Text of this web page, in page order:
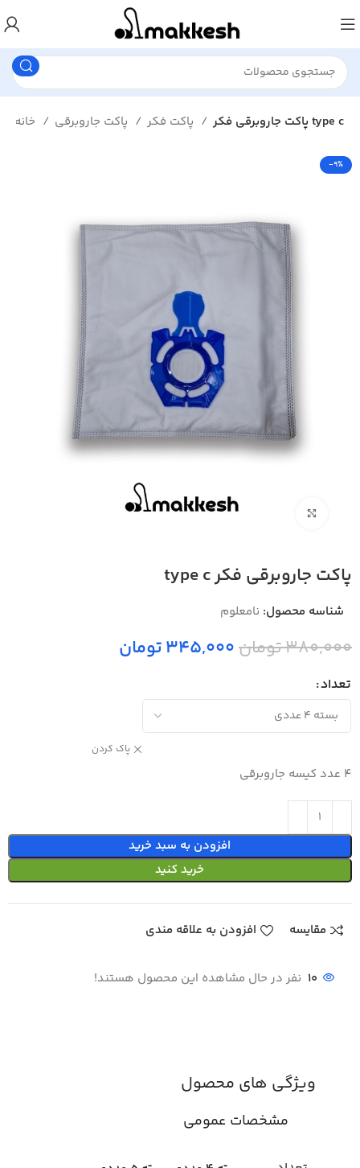
پاکت جاروبرقی فکر type c
-9%
بزرگنمایی تصویر
پاکت جاروبرقی فکر type c
شناسه محصول: نامعلوم
380,000 تومان 345,000 تومان
تعداد
پاک کردن
4 عدد کیسه جاروبرقی
افزودن به سبد خرید
خرید کنید
مقایسه افزودن به علاقه مندی
10 نفر در حال مشاهده این محصول هستند!
ویژگی های محصول
مشخصات عمومی